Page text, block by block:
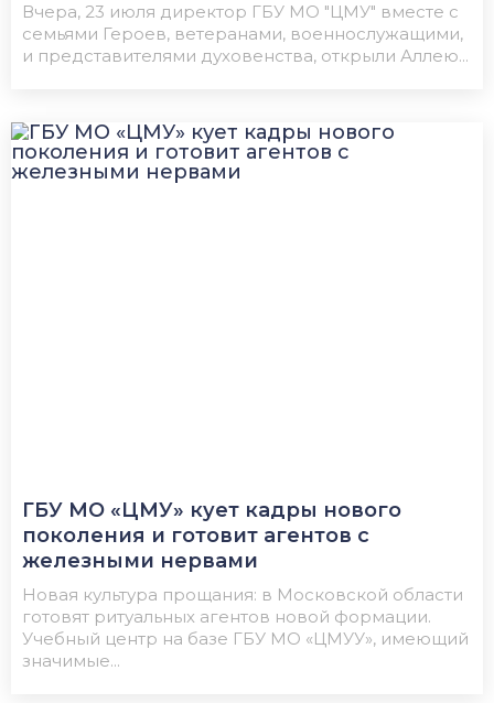
Вчера, 23 июля директор ГБУ МО "ЦМУ" вместе с
семьями Героев, ветеранами, военнослужащими,
и представителями духовенства, открыли Аллею...
ГБУ МО «ЦМУ» кует кадры нового
поколения и готовит агентов с
железными нервами
Новая культура прощания: в Московской области
готовят ритуальных агентов новой формации.
Учебный центр на базе ГБУ МО «ЦМУУ», имеющий
значимые...